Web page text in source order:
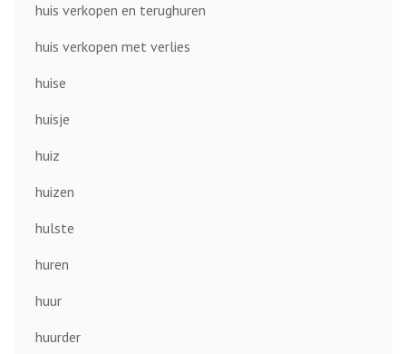
huis verkopen en terughuren
huis verkopen met verlies
huise
huisje
huiz
huizen
hulste
huren
huur
huurder